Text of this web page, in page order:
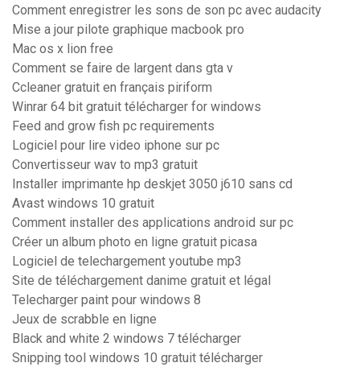
Comment enregistrer les sons de son pc avec audacity
Mise a jour pilote graphique macbook pro
Mac os x lion free
Comment se faire de largent dans gta v
Ccleaner gratuit en français piriform
Winrar 64 bit gratuit télécharger for windows
Feed and grow fish pc requirements
Logiciel pour lire video iphone sur pc
Convertisseur wav to mp3 gratuit
Installer imprimante hp deskjet 3050 j610 sans cd
Avast windows 10 gratuit
Comment installer des applications android sur pc
Créer un album photo en ligne gratuit picasa
Logiciel de telechargement youtube mp3
Site de téléchargement danime gratuit et légal
Telecharger paint pour windows 8
Jeux de scrabble en ligne
Black and white 2 windows 7 télécharger
Snipping tool windows 10 gratuit télécharger